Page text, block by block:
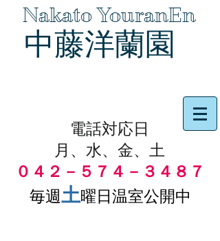
Nakato YouranEn
中藤洋蘭園
電話対応日
月、水、金、土
０４２－５７４－３４８７
毎週土曜日温室公開中